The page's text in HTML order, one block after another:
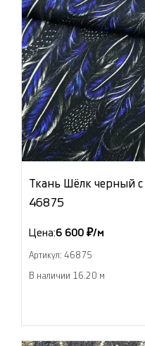
Ткань Шёлк черный
46875
Цена:6 600 ₽/м
Артикул: 46875
В наличии 16.20 м